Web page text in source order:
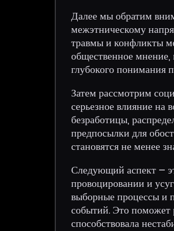
Далее мы обратим
межэтническому
травмы и конфликты
общественное мнение,
глубокого понимания
Затем рассмотрим
серьезное влияние на
безработицы,
предпосылки для
становятся не менее
Следующий аспект –
провоцировании и
выборные процессы и
событий. Это поможет
способствовала